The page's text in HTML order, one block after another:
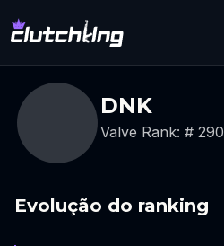
DNK
Valve Rank: # 290
Evolução do ranking